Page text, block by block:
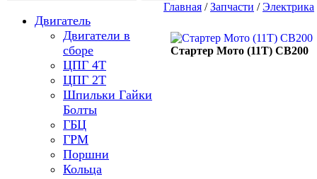
Двигатель
Двигатели в
сборе
ЦПГ 4Т
ЦПГ 2Т
Шпильки Гайки
Болты
ГБЦ
ГРМ
Поршни
Кольца
Главная /Запчасти /Электрика
Стартер Мото (11Т) CB200